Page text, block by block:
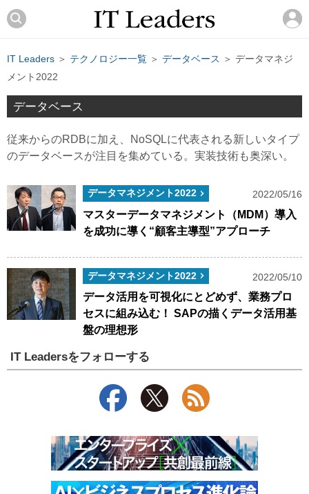
IT Leaders ＞ テクノロジー一覧 ＞ データベース ＞ データマネジ
メント2022
データベース
従来からのRDBに加え、NoSQLに代表される新しいタイプ
のデータベースが注目を集めている。実装技術も奥深い。
データマネジメント2022 2022/05/16
マスターデータマネジメント（MDM）導入
を成功に導く“顧客主導型”アプローチ
データマネジメント2022 2022/05/10
データ活用を可視化にとどめず、業務プロ
セスに組み込む！ SAPの描くデータ活用基
盤の理想形
IT Leadersをフォローする